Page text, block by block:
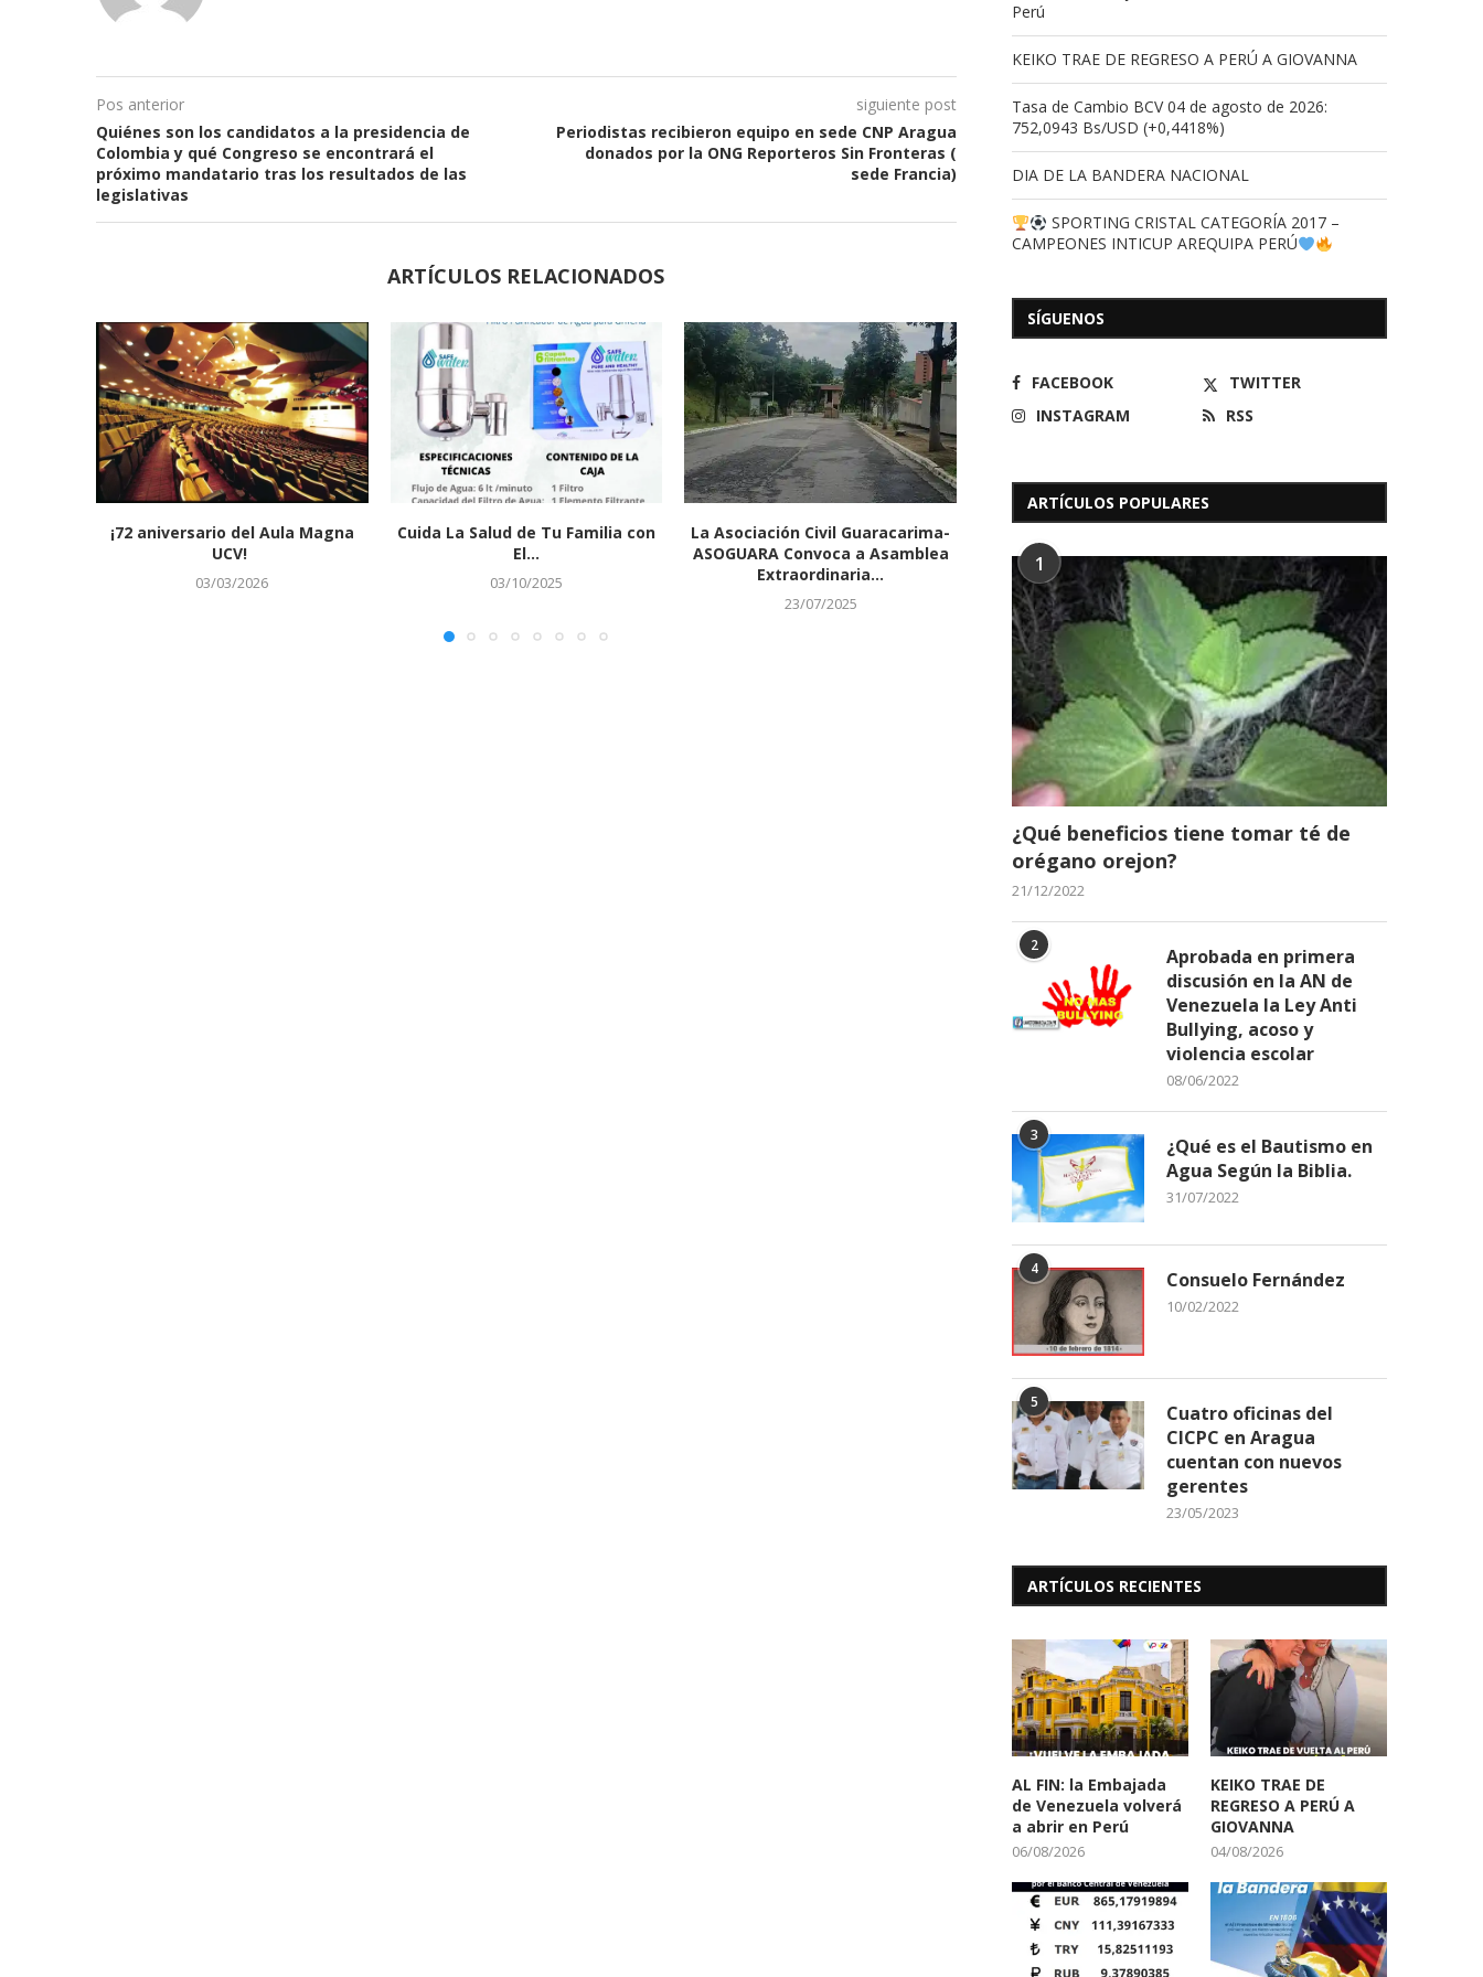
Pos anterior
Quiénes son los candidatos a la presidencia de
Colombia y qué Congreso se encontrará el
próximo mandatario tras los resultados de las
legislativas
siguiente post
Periodistas recibieron equipo en sede CNP Aragua
donados por la ONG Reporteros Sin Fronteras (
sede Francia)
ARTÍCULOS RELACIONADOS
¡72 aniversario del Aula Magna
UCV!
03/03/2026
Cuida La Salud de Tu Familia con
El...
03/10/2025
La Asociación Civil Guaracarima-
ASOGUARA Convoca a Asamblea
Extraordinaria...
23/07/2025
Urb Privada Palma Real...
08/04/2025
21/03/2025
Perú
KEIKO TRAE DE REGRESO A PERÚ A GIOVANNA
Tasa de Cambio BCV 04 de agosto de 2026:
752,0943 Bs/USD (+0,4418%)
DIA DE LA BANDERA NACIONAL
SPORTING CRISTAL CATEGORÍA 2017 –
CAMPEONES INTICUP AREQUIPA PERÚ
SÍGUENOS
FACEBOOK
TWITTER
INSTAGRAM
RSS
ARTÍCULOS POPULARES
1
¿Qué beneficios tiene tomar té de
orégano orejon?
21/12/2022
2
Aprobada en primera
discusión en la AN de
Venezuela la Ley Anti
Bullying, acoso y
violencia escolar
08/06/2022
3
¿Qué es el Bautismo en
Agua Según la Biblia.
31/07/2022
4 Consuelo Fernández
10/02/2022
5
Cuatro oficinas del
CICPC en Aragua
cuentan con nuevos
gerentes
23/05/2023
ARTÍCULOS RECIENTES
AL FIN: la Embajada
de Venezuela volverá
a abrir en Perú
06/08/2026
KEIKO TRAE DE
REGRESO A PERÚ A
GIOVANNA
04/08/2026